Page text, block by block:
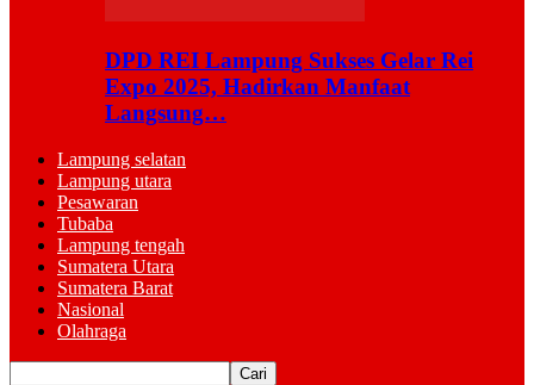
DPD REI Lampung Sukses Gelar Rei
Expo 2025, Hadirkan Manfaat
Langsung…
Lampung selatan
Lampung utara
Pesawaran
Tubaba
Lampung tengah
Sumatera Utara
Sumatera Barat
Nasional
Olahraga